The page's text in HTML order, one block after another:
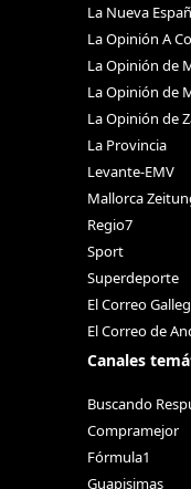
La Nueva
La Opinión A
La Opinión de
La Opinión de
La Opinión de
La Provincia
Levante-EMV
Mallorca
Regio7
Sport
Superdeporte
El Correo
El Correo de
Canales
Buscando
Compramejor
Fórmula1
Guapisimas